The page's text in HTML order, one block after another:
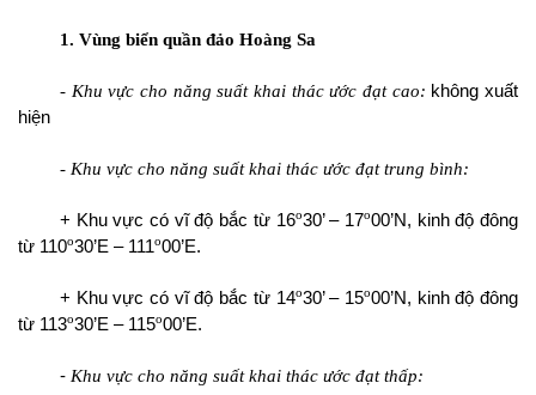
1. Vùng biển quần đảo Hoàng Sa
- Khu vực cho năng suất khai thác ước đạt cao: không xuất
hiện
- Khu vực cho năng suất khai thác ước đạt trung bình:
+ Khu vực có vĩ độ bắc từ 16o30’ – 17o00’N, kinh độ đông
từ 110o30’E – 111o00’E.
+ Khu vực có vĩ độ bắc từ 14o30’ – 15o00’N, kinh độ đông
từ 113o30’E – 115o00’E.
- Khu vực cho năng suất khai thác ước đạt thấp: